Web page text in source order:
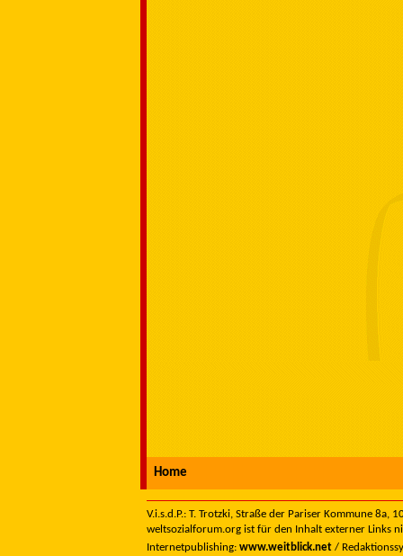
Home
V.i.s.d.P.: T. Trotzki, Straße der Pariser Kommune
weltsozialforum.org ist für den Inhalt externer Links
Internetpublishing: www.weitblick.net /